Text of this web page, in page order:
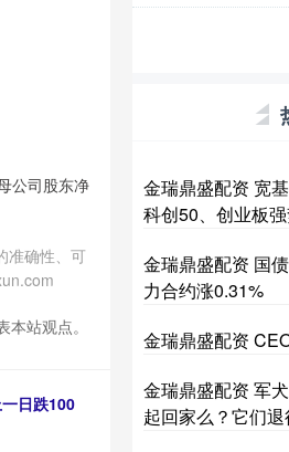
公司股东净
准确性、可
站观点。
日跌100
金瑞鼎盛配资 宽
科创50、创业板
金瑞鼎盛配资 国
力合约涨0.31%
金瑞鼎盛配资
金瑞鼎盛配资 军
起回家么？它们